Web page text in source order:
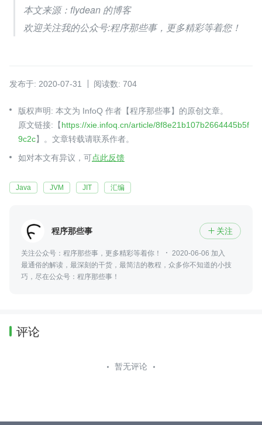
本文来源：flydean 的博客
欢迎关注我的公众号:程序那些事，更多精彩等着您！
发布于: 2020-07-31 阅读数: 704
版权声明: 本文为 InfoQ 作者【程序那些事】的原创文章。
原文链接:【https://xie.infoq.cn/article/8f8e21b107b2664445b5f
9c2c】。文章转载请联系作者。
如对本文有异议，可点此反馈
Java JVM JIT 汇编
程序那些事  关注
关注公众号：程序那些事，更多精彩等着你！
2020-06-06 加入
最通俗的解读，最深刻的干货，最简洁的教程，众多你不知道的小技
巧，尽在公众号：程序那些事！
评论
暂无评论